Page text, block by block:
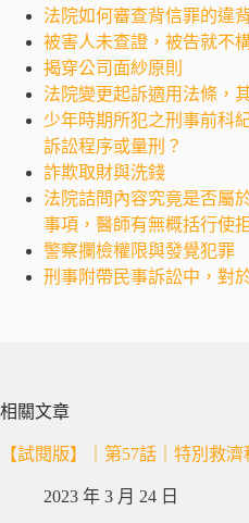
法院如何審查背信罪的違
被害人未查證，被告就不
揭穿公司面紗原則
法院變更起訴適用法條，
少年時期所犯之刑事前科
訴訟程序或量刑？
詐欺取財與洗錢
法院詰問內容究竟是否屬
事項，醫師有無概括行使
警察攔檢權限與發覺犯罪
刑事附帶民事訴訟中，對
相關文章
【試閱版】｜第57話｜特別救
2023 年 3 月 24 日